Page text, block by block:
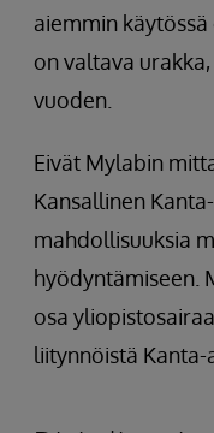
aiemmin
on valtava
vuoden.
Eivät Mylabin
Kansallinen
mahdollisuuksia
hyödyntämiseen.
osa
liitynnöistä Kanta-